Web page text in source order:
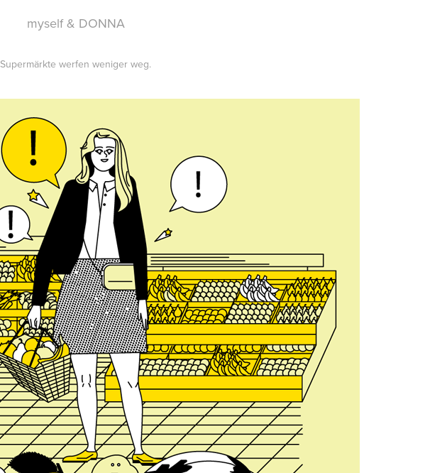
myself & DONNA
Supermärkte werfen weniger weg.